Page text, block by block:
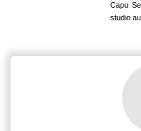
Capu
studio
Corse
moins
Capu
studio